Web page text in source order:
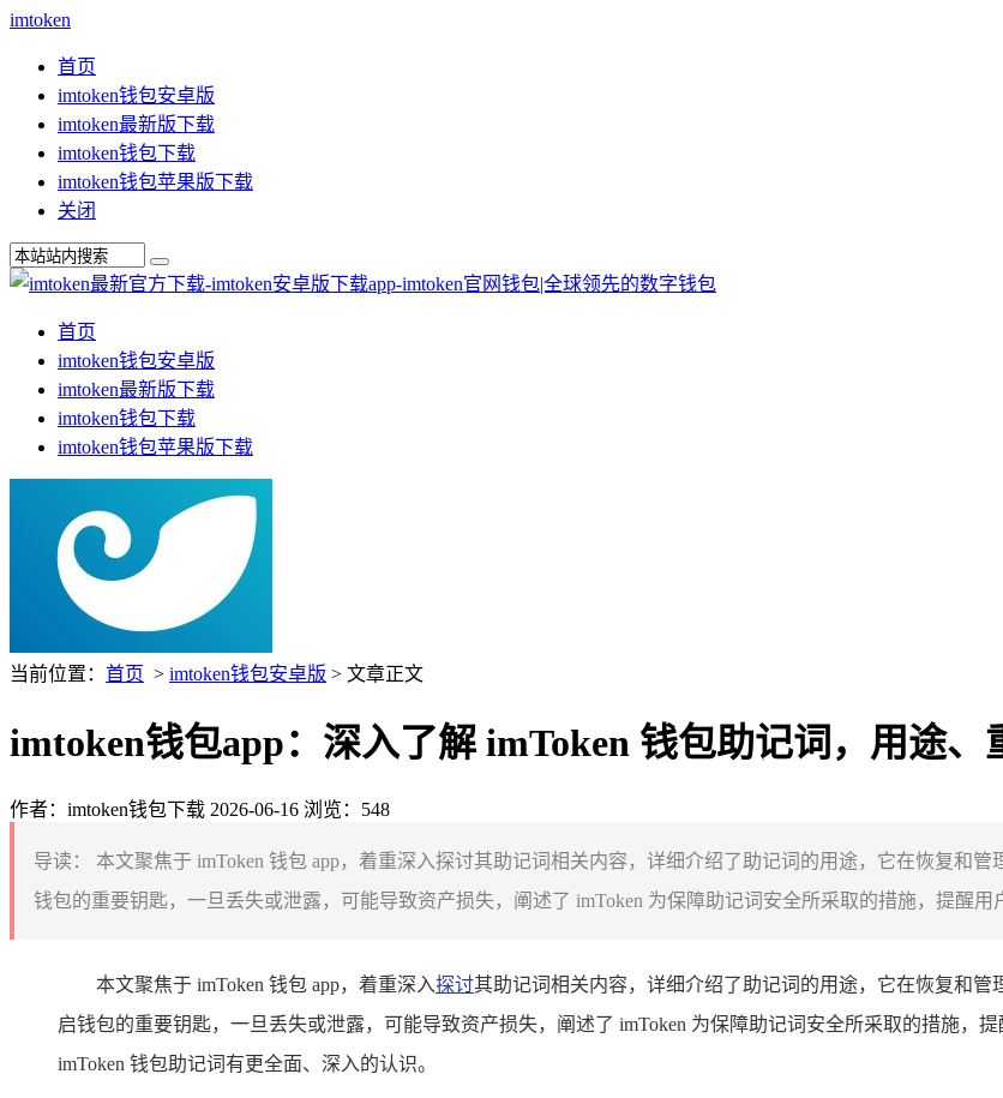
imtoken
首页
imtoken钱包安卓版
imtoken最新版下载
imtoken钱包下载
imtoken钱包苹果版下载
关闭
首页
imtoken钱包安卓版
imtoken最新版下载
imtoken钱包下载
imtoken钱包苹果版下载
当前位置： 首页 > imtoken钱包安卓版 > 文章正文
imtoken钱包app：深入了解 imToken 钱包助记词，用途、
作者：imtoken钱包下载 2026-06-16 浏览：548
导读：
本文聚焦于 imToken 钱包 app，着重深入探讨其助记词相关内容，详细介绍了助记词的用途，它在恢复和
钱包的重要钥匙，一旦丢失或泄露，可能导致资产损失，阐述了 imToken 为保障助记词安全所采取的措施，提醒用
本文聚焦于 imToken 钱包 app，着重深入探讨其助记词相关内容，详细介绍了助记词的用途，它在恢复和
启钱包的重要钥匙，一旦丢失或泄露，可能导致资产损失，阐述了 imToken 为保障助记词安全所采取的措施，
imToken 钱包助记词有更全面、深入的认识。